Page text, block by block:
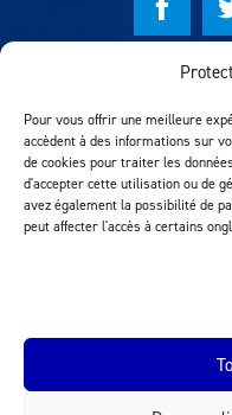
Pour vous offrir une meilleure
accèdent à des informations sur
de cookies pour traiter les
d'accepter cette utilisation ou de
avez également la possibilité de
peut affecter l'accès à certains
© Lausanne
INEOS.COM